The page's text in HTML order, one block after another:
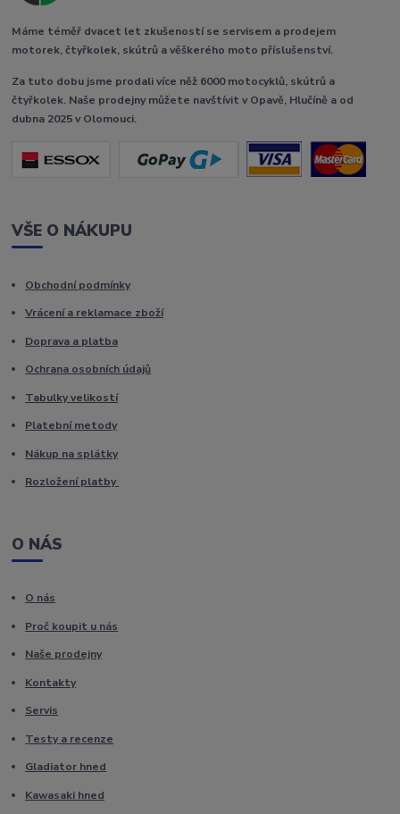
Máme téměř dvacet let zkušeností se servisem a prodejem
motorek, čtyřkolek, skútrů a věškerého moto příslušenství.
Za tuto dobu jsme prodali více něž 6000 motocyklů, skútrů a
čtyřkolek. Naše prodejny můžete navštívit v Opavě, Hlučíně a od
dubna 2025 v Olomouci.
VŠE O NÁKUPU
Obchodní podmínky
Vrácení a reklamace zboží
Doprava a platba
Ochrana osobních údajů
Tabulky velikostí
Platební metody
Nákup na splátky
Rozložení platby
O NÁS
O nás
Proč koupit u nás
Naše prodejny
Kontakty
Servis
Testy a recenze
Gladiator hned
Kawasaki hned